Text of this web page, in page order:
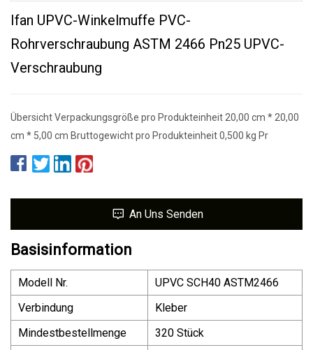
Ifan UPVC-Winkelmuffe PVC-
Rohrverschraubung ASTM 2466 Pn25 UPVC-
Verschraubung
Übersicht Verpackungsgröße pro Produkteinheit 20,00 cm * 20,00
cm * 5,00 cm Bruttogewicht pro Produkteinheit 0,500 kg Pr
An Uns Senden
Basisinformation
Modell Nr.
UPVC SCH40 ASTM2466
Verbindung
Kleber
Mindestbestellmenge
320 Stück